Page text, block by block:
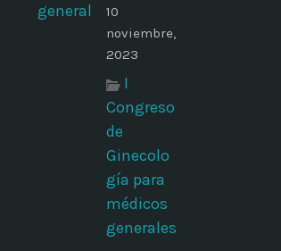
10
noviembre,
2023
I
Congreso
de
Ginecolo
gía para
médicos
generales